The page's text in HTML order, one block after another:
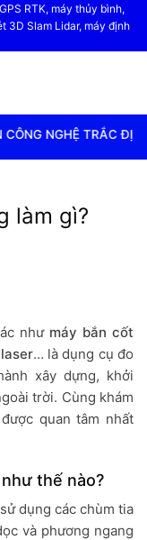
RTK, máy thủy bình,
3D Slam Lidar, máy định
VIỆT NAM
làm gì?
như máy bắn cốt
… là dụng cụ đo
xây dựng, khởi
trời. Cùng khám
quan tâm nhất
thế nào?
dụng các chùm tia
và phương ngang